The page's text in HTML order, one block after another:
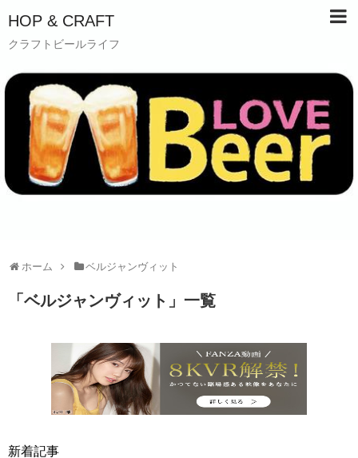
HOP & CRAFT
クラフトビールライフ
ホーム ベルジャンヴィット
「 ベルジャンヴィット 」 一覧
新着記事